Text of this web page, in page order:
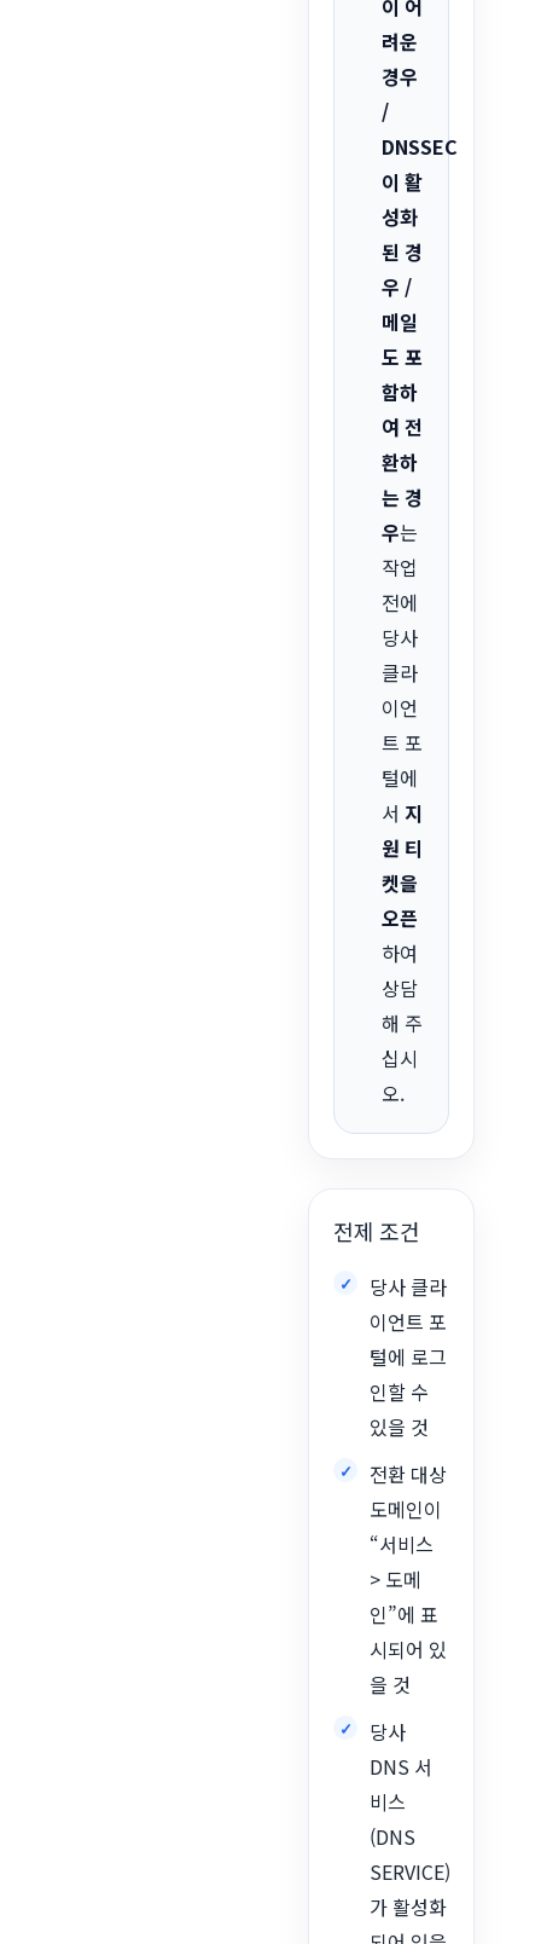
이 어
려운
경우
/
DNSSEC
이 활
성화
된 경
우 /
메일
도 포
함하
여 전
환하
는 경
우는
작업
전에
당사
클라
이언
트 포
털에
서지
원 티
켓을
오픈
하여
상담
해 주
십시
오.
전제 조건
당사 클라
이언트 포
털에 로그
인할 수
있을 것
전환 대상
도메인이
“서비스
> 도메
인”에 표
시되어 있
을 것
당사
DNS 서
비스
(DNS
SERVICE)
가 활성화